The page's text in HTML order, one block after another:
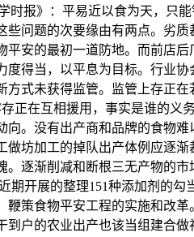
报》：平易近以食为天，只
问题的次要缘由有两点。劣
安的最初一道防地。而前店
得当，以平息为目标。行业
式未获得监管。监管上存正
在互相援用，事实是谁的义
。没有出产商和品牌的食物
坊加工的掉队出产体例应逐
逐渐削减和断根三无产物的
开展的整理151种添加剂的勾
策食物平安工程的实施和改
户的农业出产也该当组建合